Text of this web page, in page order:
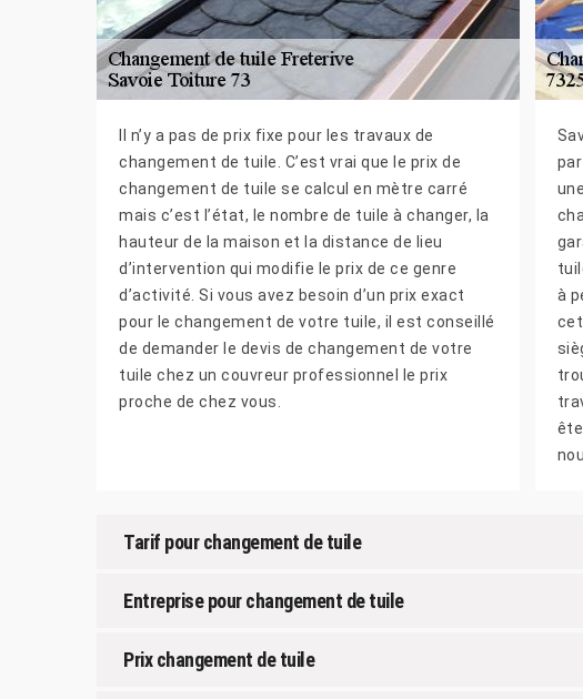
Il n’y a pas de prix fixe pour les travaux de
changement de tuile. C’est vrai que le prix de
changement de tuile se calcul en mètre carré
mais c’est l’état, le nombre de tuile à changer, la
hauteur de la maison et la distance de lieu
d’intervention qui modifie le prix de ce genre
d’activité. Si vous avez besoin d’un prix exact
pour le changement de votre tuile, il est conseillé
de demander le devis de changement de votre
tuile chez un couvreur professionnel le prix
proche de chez vous.
à
Tarif pour changement de tuile
Entreprise pour changement de tuile
Prix changement de tuile